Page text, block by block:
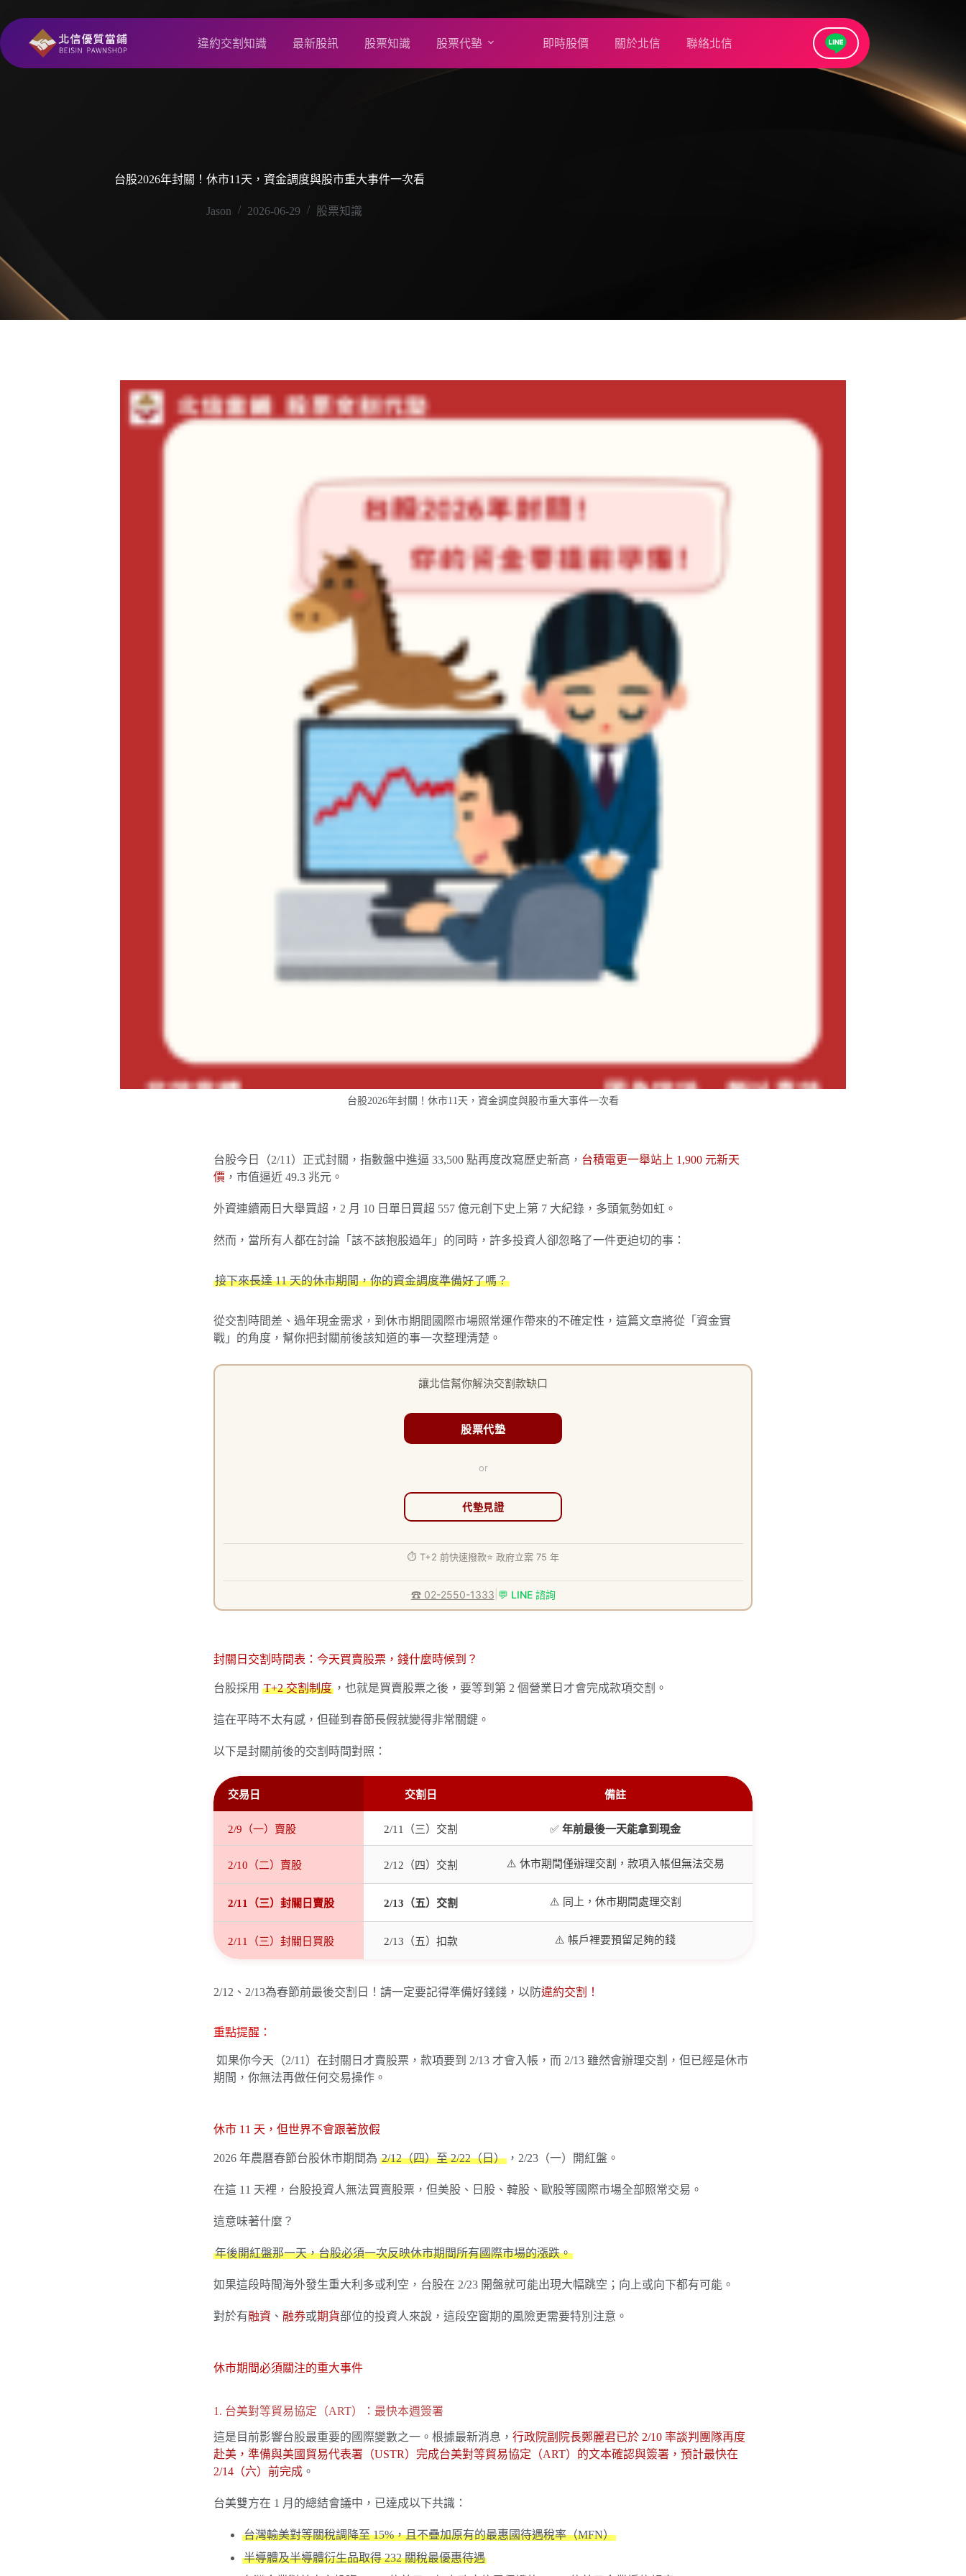
違約交割知識 最新股訊 股票知識 股票代墊 即時股價 關於北信 聯絡北信
台股2026年封關！休市11天，資金調度與股市重大事件一次看
Jason 2026-06-29 股票知識
台股2026年封關！休市11天，資金調度與股市重大事件一次看
台股今日（2/11）正式封關，指數盤中進逼 33,500 點再度改寫歷史新高， 台積電更一舉站上 1,900 元新天
價 ，市值逼近 49.3 兆元。
外資連續兩日大舉買超，2 月 10 日單日買超 557 億元創下史上第 7 大紀錄，多頭氣勢如虹。
然而，當所有人都在討論「該不該抱股過年」的同時，許多投資人卻忽略了一件更迫切的事：
接下來長達 11 天的休市期間，你的資金調度準備好了嗎？
從交割時間差、過年現金需求，到休市期間國際市場照常運作帶來的不確定性，這篇文章將從「資金實
戰」的角度，幫你把封關前後該知道的事一次整理清楚。
讓北信幫你解決交割款缺口
股票代墊
or
代墊見證
⏱ T+2 前快速撥款⭐ 政府立案 75 年
☎ 02-2550-1333 💬 LINE 諮詢
封關日交割時間表：今天買賣股票，錢什麼時候到？
台股採用 T+2 交割制度 ，也就是買賣股票之後，要等到第 2 個營業日才會完成款項交割。
這在平時不太有感，但碰到春節長假就變得非常關鍵。
以下是封關前後的交割時間對照：
交易日 交割日 備註
2/9（一）賣股 2/11（三）交割 ✅ 年前最後一天能拿到現金
2/10（二）賣股 2/12（四）交割 ⚠️ 休市期間僅辦理交割，款項入帳但無法交易
2/11（三）封關日賣股 2/13（五）交割 ⚠️ 同上，休市期間處理交割
2/11（三）封關日買股 2/13（五）扣款 ⚠️ 帳戶裡要預留足夠的錢
2/12、2/13為春節前最後交割日！請一定要記得準備好錢錢，以防違約交割！
重點提醒：
如果你今天（2/11）在封關日才賣股票，款項要到 2/13 才會入帳，而 2/13 雖然會辦理交割，但已經是休市
期間，你無法再做任何交易操作。
休市 11 天，但世界不會跟著放假
2026 年農曆春節台股休市期間為 2/12（四）至 2/22（日） ，2/23（一）開紅盤。
在這 11 天裡，台股投資人無法買賣股票，但美股、日股、韓股、歐股等國際市場全部照常交易。
這意味著什麼？
年後開紅盤那一天，台股必須一次反映休市期間所有國際市場的漲跌。
如果這段時間海外發生重大利多或利空，台股在 2/23 開盤就可能出現大幅跳空；向上或向下都有可能。
對於有融資 、 融券或期貨部位的投資人來說，這段空窗期的風險更需要特別注意。
休市期間必須關注的重大事件
1. 台美對等貿易協定（ART）：最快本週簽署
這是目前影響台股最重要的國際變數之一。根據最新消息， 行政院副院長鄭麗君已於 2/10 率談判團隊再度
赴美，準備與美國貿易代表署（USTR）完成台美對等貿易協定（ART）的文本確認與簽署，預計最快在
2/14（六）前完成 。
台美雙方在 1 月的總結會議中，已達成以下共識：
台灣輸美對等關稅調降至 15%，且不疊加原有的最惠國待遇稅率（MFN）
半導體及半導體衍生品取得 232 關稅最優惠待遇